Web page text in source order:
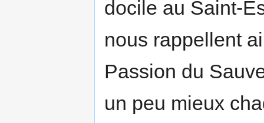
docile au Saint-
nous rappellent
Passion du
un peu mieux